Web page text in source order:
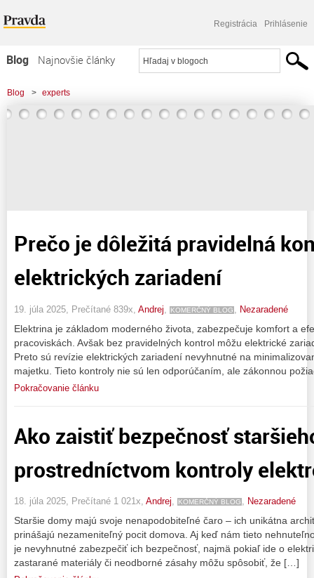
Registrácia Prihlásenie
Blog
Najnovšie články
Najčítanejšie články
Najkomentovanejšie články
Blog > experts
Prečo je dôležitá pravidelná
elektrických zariadení
19. júla 2025, Prečítané 839x, Andrej KOMERČNÝ BLOG Nezaradené
Elektrina je základom moderného života, zabezpečuje komfort a
pracoviskách. Avšak bez pravidelných kontrol môžu elektrické
Preto sú revízie elektrických zariadení nevyhnutné na
majetku. Tieto kontroly nie sú len odporúčaním, ale zákonnou
Pokračovanie článku
Ako zaistiť bezpečnosť
prostredníctvom kontroly
18. júla 2025, Prečítané 1 021x, Andrej, KOMERČNÝ BLOG , Nezaradené
Staršie domy majú svoje nenapodobiteľné čaro – ich unikátna
prinášajú nezameniteľný pocit domova. Aj keď nám tieto
je nevyhnutné zabezpečiť ich bezpečnosť, najmä pokiaľ ide o
zastarané materiály či neodborné zásahy môžu spôsobiť, že […]